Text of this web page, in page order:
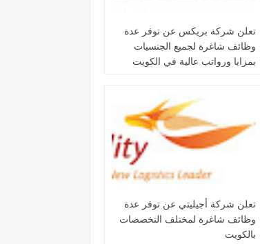
تعلن شركة بريكس عن توفر عدة
وظائف شاغرة لجميع الجنسيات
بمزايا ورواتب عالية في الكويت
تعلن شركة أجيليتي عن توفر عدة
وظائف شاغرة لمختلف التخصصات
بالكويت